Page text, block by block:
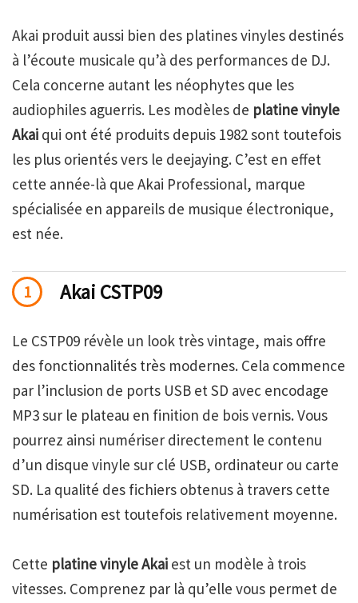
Akai produit aussi bien des platines vinyles destinés
à l’écoute musicale qu’à des performances de DJ.
Cela concerne autant les néophytes que les
audiophiles aguerris. Les modèles de platine vinyle
Akai qui ont été produits depuis 1982 sont toutefois
les plus orientés vers le deejaying. C’est en effet
cette année-là que Akai Professional, marque
spécialisée en appareils de musique électronique,
est née.
1 Akai CSTP09
Le CSTP09 révèle un look très vintage, mais offre
des fonctionnalités très modernes. Cela commence
par l’inclusion de ports USB et SD avec encodage
MP3 sur le plateau en finition de bois vernis. Vous
pourrez ainsi numériser directement le contenu
d’un disque vinyle sur clé USB, ordinateur ou carte
SD. La qualité des fichiers obtenus à travers cette
numérisation est toutefois relativement moyenne.
Cette platine vinyle Akai est un modèle à trois
vitesses. Comprenez par là qu’elle vous permet de